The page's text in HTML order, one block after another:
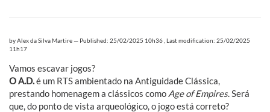
byAlex da Silva Martire— Published: 25/02/2025 10h36 Last modification: 25/02/2025
11h17
Vamos escavar jogos?
O A.D.é um RTS ambientado na Antiguidade Clássica,
prestando homenagem a clássicos como Age of Empires. Será
que, do ponto de vista arqueológico, o jogo está correto?